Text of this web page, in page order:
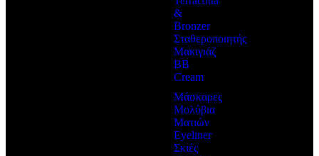
&
Bronzer
Σταθεροποιητής
Μακιγιάζ
BB
Cream
Μάσκαρες
Μολύβια
Ματιών
Eyeliner
Σκιές